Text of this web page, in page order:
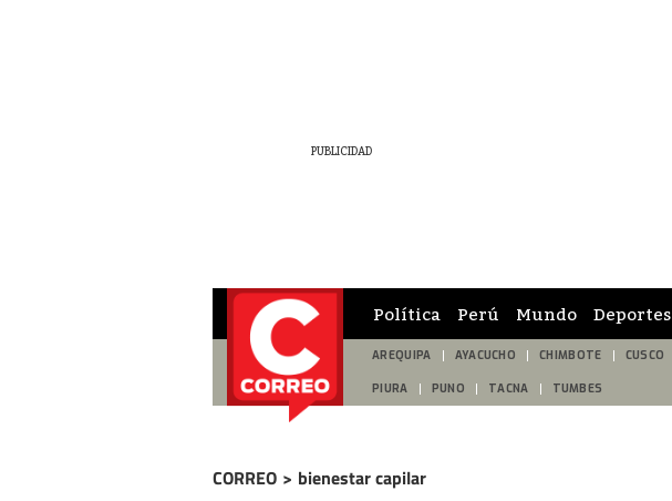
Política Perú Mundo Deportes
AREQUIPA AYACUCHO CHIMBOTE CUSCO
PIURA PUNO TACNA TUMBES
CORREO > bienestar capilar